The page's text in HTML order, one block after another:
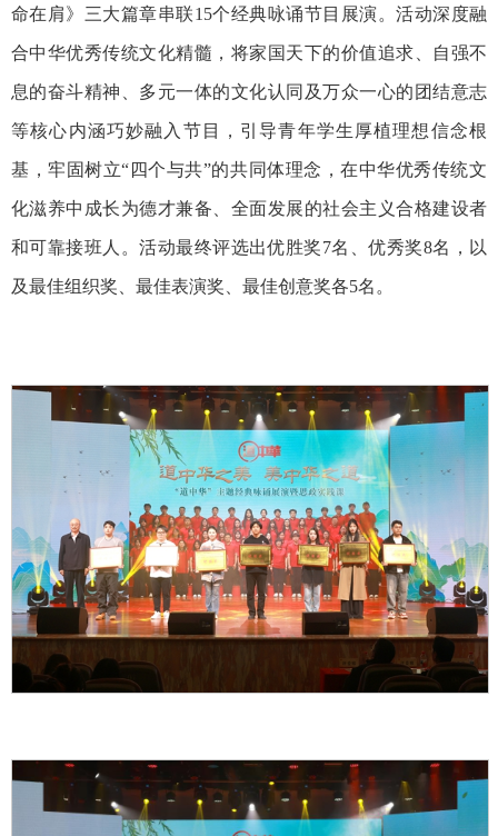
命在肩》三大篇章串联15个经典咏诵节目展演。活动深度融
合中华优秀传统文化精髓，将家国天下的价值追求、自强不
息的奋斗精神、多元一体的文化认同及万众一心的团结意志
等核心内涵巧妙融入节目，引导青年学生厚植理想信念根
基，牢固树立“四个与共”的共同体理念，在中华优秀传统文
化滋养中成长为德才兼备、全面发展的社会主义合格建设者
和可靠接班人。活动最终评选出优胜奖7名、优秀奖8名，以
及最佳组织奖、最佳表演奖、最佳创意奖各5名。